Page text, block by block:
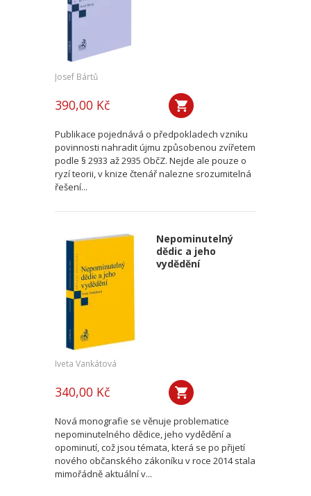
Josef Bártů
390,00 Kč
Publikace pojednává o předpokladech vzniku
povinnosti nahradit újmu způsobenou zvířetem
podle § 2933 až 2935 ObčZ. Nejde ale pouze o
ryzí teorii, v knize čtenář nalezne srozumitelná
řešení...
Nepominutelný
dědic a jeho
vydědění
Iveta Vankátová
340,00 Kč
Nová monografie se věnuje problematice
nepominutelného dědice, jeho vydědění a
opominutí, což jsou témata, která se po přijetí
nového občanského zákoníku v roce 2014 stala
mimořádně aktuální v...